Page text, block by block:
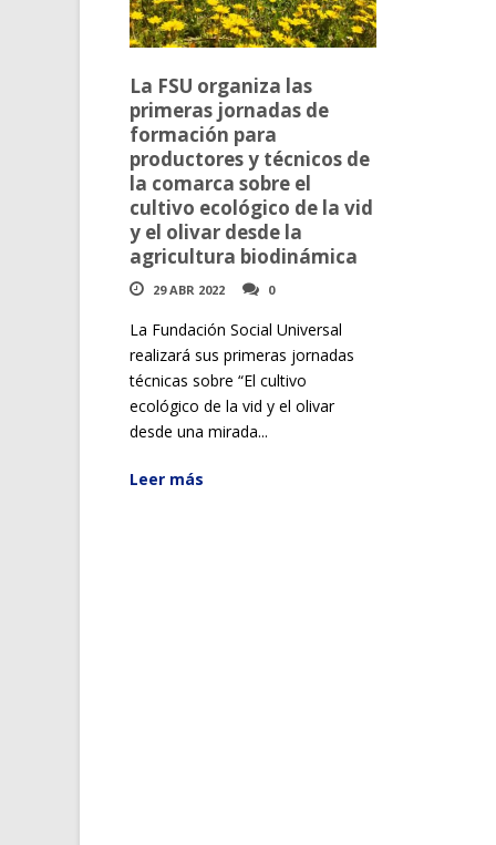
La FSU organiza las
primeras jornadas de
formación para
productores y técnicos de
la comarca sobre el
cultivo ecológico de la vid
y el olivar desde la
agricultura biodinámica
29 ABR 2022 0
La Fundación Social Universal
realizará sus primeras jornadas
técnicas sobre “El cultivo
ecológico de la vid y el olivar
desde una mirada...
Leer más